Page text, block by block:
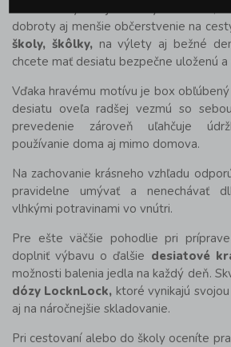
Olovrantový box je ideálny na ovocie,
dobroty aj menšie občerstvenie na
školy, škôlky,na výlety aj bežné
chcete mať desiatu bezpečne uloženú a
Vďaka hravému motívu je box
desiatu oveľa radšej vezmú so
prevedenie zároveň uľahčuje
používanie doma aj mimo domova.
Na zachovanie krásneho vzhľadu
pravidelne umývať a nenechávať
vlhkými potravinami vo vnútri.
Pre ešte väčšie pohodlie pri
doplniť výbavu o ďalšie desiatové
možnosti balenia jedla na každý deň.
dózy LocknLock, ktoré vynikajú
aj na náročnejšie skladovanie.
Pri cestovaní alebo do školy oceníte